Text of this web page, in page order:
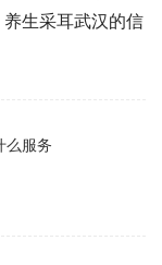
生采耳武汉的信
么服务